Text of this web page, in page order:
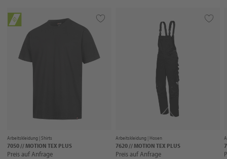
Arbeitskleidung |Shirts
7050 // MOTION TEX PLUS
Preis auf Anfrage
Arbeitskleidung | Hosen
7620 // MOTION TEX PLUS
Preis auf Anfrage